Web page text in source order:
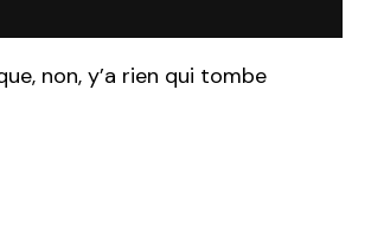
non, y’a rien qui tombe